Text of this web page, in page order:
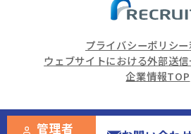
管理者
プライバシーポリシー
ウェブサイトにおける外部送
企業情報TOP
(C) Recruit Management